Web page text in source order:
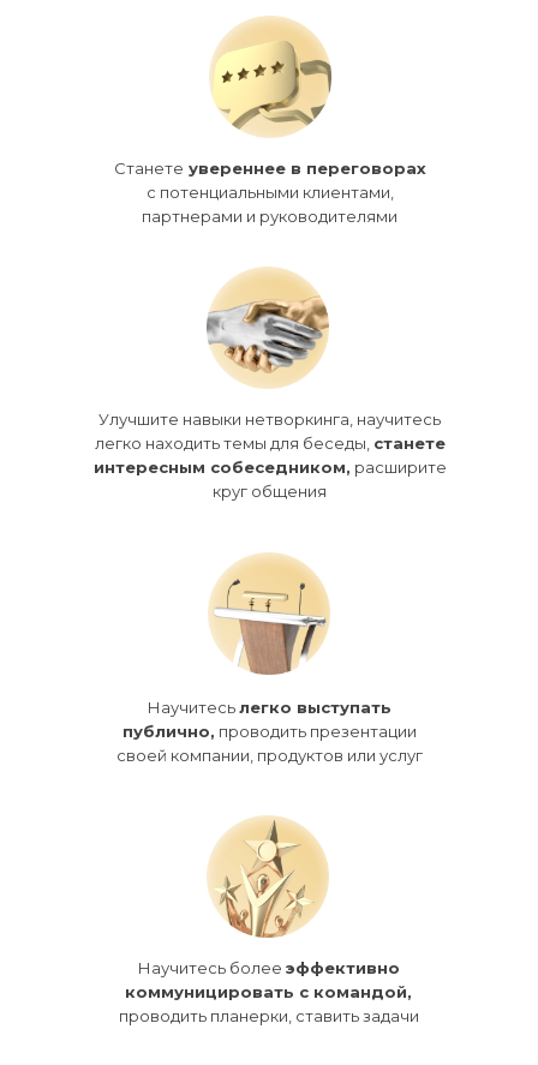
Научитесь более эффективно
коммуницировать с командой,
проводить планерки, ставить задачи
Станете увереннее в переговорах
с потенциальными клиентами,
партнерами и руководителями
Научитесьлегко выступать
публично, проводить презентации
своей компании, продуктов или услуг
Улучшите навыки нетворкинга, научитесь
легко находить темы для беседы, станете
интересным собеседником, расширите
круг общения